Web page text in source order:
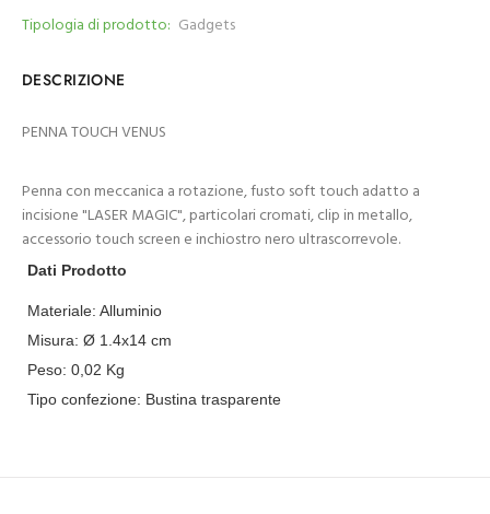
Tipologia di prodotto: Gadgets
DESCRIZIONE
PENNA TOUCH VENUS
Penna con meccanica a rotazione, fusto soft touch adatto a
incisione "LASER MAGIC", particolari cromati, clip in metallo,
accessorio touch screen e inchiostro nero ultrascorrevole.
Dati Prodotto
Materiale: Alluminio
Misura: Ø 1.4x14 cm
Peso: 0,02 Kg
Tipo confezione: Bustina trasparente